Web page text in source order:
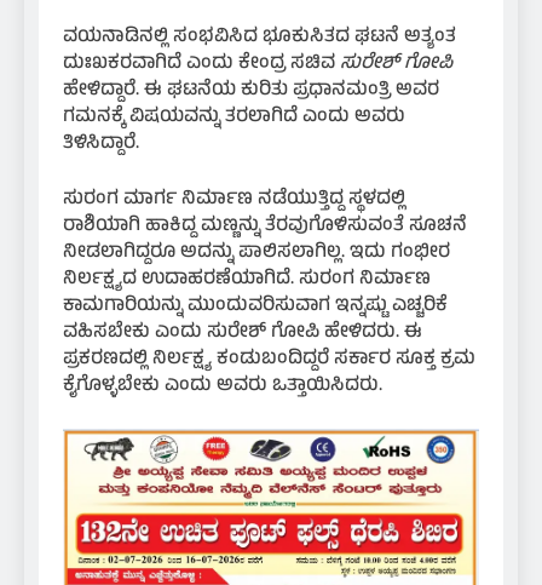
ವಯನಾಡಿನಲ್ಲಿ ಸಂಭವಿಸಿದ ಭೂಕುಸಿತದ ಘಟನೆ ಅತ್ಯಂತ
ದುಃಖಕರವಾಗಿದೆ ಎಂದು ಕೇಂದ್ರ ಸಚಿವಸುರೇಶ್ ಗೋಪಿ
ಹೇಳಿದ್ದಾರೆ. ಈ ಘಟನೆಯ ಕುರಿತು ಪ್ರಧಾನಮಂತ್ರಿ ಅವರ
ಗಮನಕ್ಕೆ ವಿಷಯವನ್ನು ತರಲಾಗಿದೆ ಎಂದು ಅವರು
ತಿಳಿಸಿದ್ದಾರೆ.
ಸುರಂಗ ಮಾರ್ಗ ನಿರ್ಮಾಣ ನಡೆಯುತ್ತಿದ್ದ ಸ್ಥಳದಲ್ಲಿ
ರಾಶಿಯಾಗಿ ಹಾಕಿದ್ದ ಮಣ್ಣನ್ನು ತೆರವುಗೊಳಿಸುವಂತೆ ಸೂಚನೆ
ನೀಡಲಾಗಿದ್ದರೂ ಅದನ್ನು ಪಾಲಿಸಲಾಗಿಲ್ಲ. ಇದು ಗಂಭೀರ
ನಿರ್ಲಕ್ಷ್ಯದ ಉದಾಹರಣೆಯಾಗಿದೆ. ಸುರಂಗ ನಿರ್ಮಾಣ
ಕಾಮಗಾರಿಯನ್ನು ಮುಂದುವರಿಸುವಾಗ ಇನ್ನಷ್ಟು ಎಚ್ಚರಿಕೆ
ವಹಿಸಬೇಕು ಎಂದು ಸುರೇಶ್ ಗೋಪಿ ಹೇಳಿದರು. ಈ
ಪ್ರಕರಣದಲ್ಲಿ ನಿರ್ಲಕ್ಷ್ಯ ಕಂಡುಬಂದಿದ್ದರೆ ಸರ್ಕಾರ ಸೂಕ್ತ ಕ್ರಮ
ಕೈಗೊಳ್ಳಬೇಕು ಎಂದು ಅವರು ಒತ್ತಾಯಿಸಿದರು.